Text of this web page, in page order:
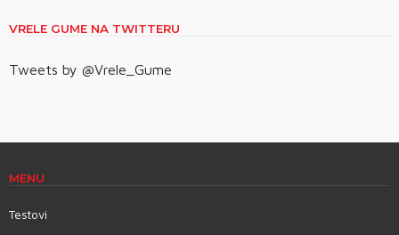
VRELE GUME NA TWITTERU
Tweets by @Vrele_Gume
MENU
Testovi